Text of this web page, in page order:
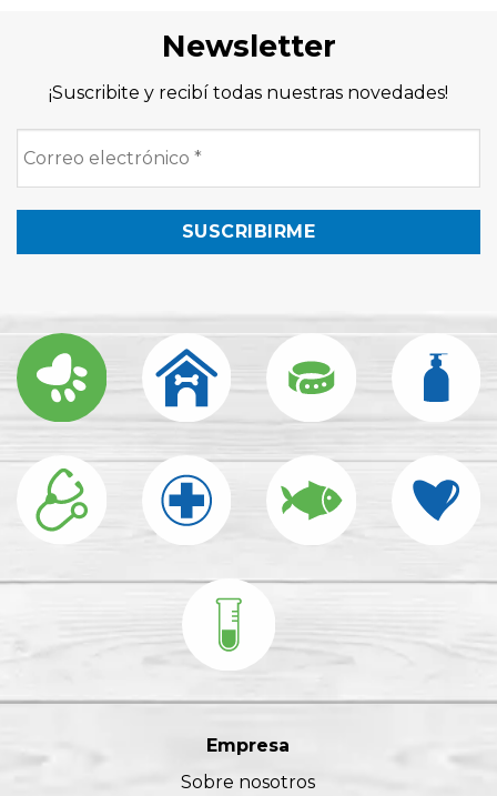
Newsletter
¡Suscribite y recibí todas nuestras novedades!
Empresa
Sobre nosotros